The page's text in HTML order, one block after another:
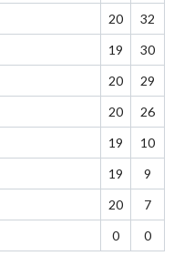
20
32
19
30
20
29
20
26
19
10
19
9
20
7
0 0